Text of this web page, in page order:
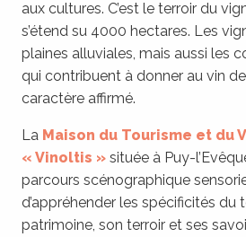
aux cultures. C’est le terroir du
s’étend su 4000 hectares. Les
plaines alluviales, mais aussi les
qui contribuent à donner au vin
caractère affirmé.
La Maison du Tourisme et du
« Vinoltis » située à Puy-
parcours scénographique
d’appréhender les spécificités du
patrimoine, son terroir et ses
Les vignobles
Découvrez des terroirs